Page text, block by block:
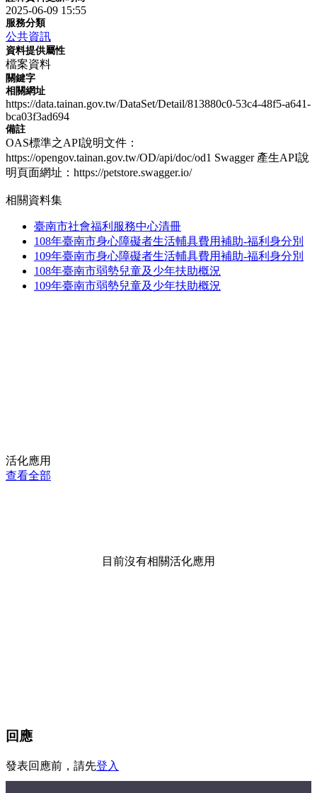
2025-06-09 15:55
服務分類
公共資訊
資料提供屬性
檔案資料
關鍵字
相關網址
https://data.tainan.gov.tw/DataSet/Detail/813880c0-53c4-48f5-a641-
bca03f3ad694
備註
OAS標準之API說明文件：
https://opengov.tainan.gov.tw/OD/api/doc/od1 Swagger 產生API說
明頁面網址：https://petstore.swagger.io/
相關資料集
臺南市社會福利服務中心清冊
108年臺南市身心障礙者生活輔具費用補助-福利身分別
109年臺南市身心障礙者生活輔具費用補助-福利身分別
108年臺南市弱勢兒童及少年扶助概況
109年臺南市弱勢兒童及少年扶助概況
活化應用
查看全部
目前沒有相關活化應用
回應
發表回應前，請先登入